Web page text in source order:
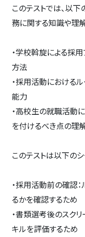
このテストでは、以
務に関する知識や理
・学校斡旋による採
方法
・採用活動における
能力
・高校生の就職活動
を付けるべき点の理
このテストは以下の
・採用活動前の確認
るかを確認するため
・書類選考後のスク
キルを評価するため